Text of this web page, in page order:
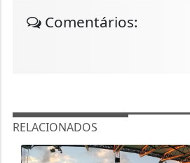
Comentários:
RELACIONADOS